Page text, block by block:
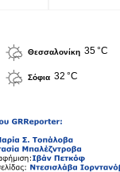
Θεσσαλονίκη 35 °C
Σόφια 32 °C